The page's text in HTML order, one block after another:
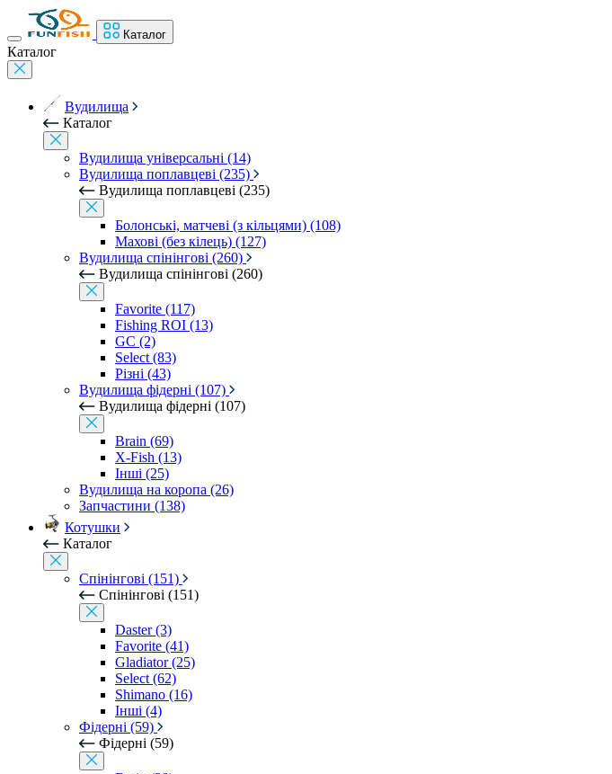
Каталог
Каталог
Вудилища
Каталог
Вудилища універсальні (14)
Вудилища поплавцеві (235)
Вудилища поплавцеві (235)
Болонські, матчеві (з кільцями) (108)
Махові (без кілець) (127)
Вудилища спінінгові (260)
Вудилища спінінгові (260)
Favorite (117)
Fishing ROI (13)
GC (2)
Select (83)
Різні (43)
Вудилища фідерні (107)
Вудилища фідерні (107)
Brain (69)
X-Fish (13)
Інші (25)
Вудилища на коропа (26)
Запчастини (138)
Котушки
Каталог
Спінінгові (151)
Спінінгові (151)
Daster (3)
Favorite (41)
Gladiator (25)
Select (62)
Shimano (16)
Інші (4)
Фідерні (59)
Фідерні (59)